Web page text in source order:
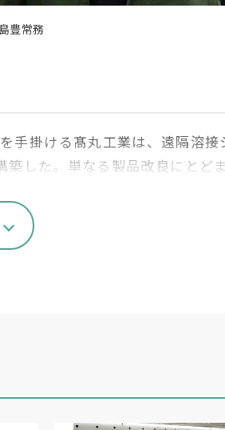
豊常務
手掛ける髙丸工業は、遠隔溶接
築した。単なる製品改良にとど
置関係を特定するキャリブレー
やシールでは汚れや欠損による